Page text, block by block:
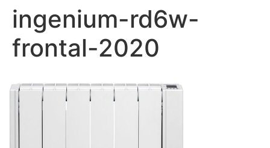
ingenium-rd6w-
frontal-2020